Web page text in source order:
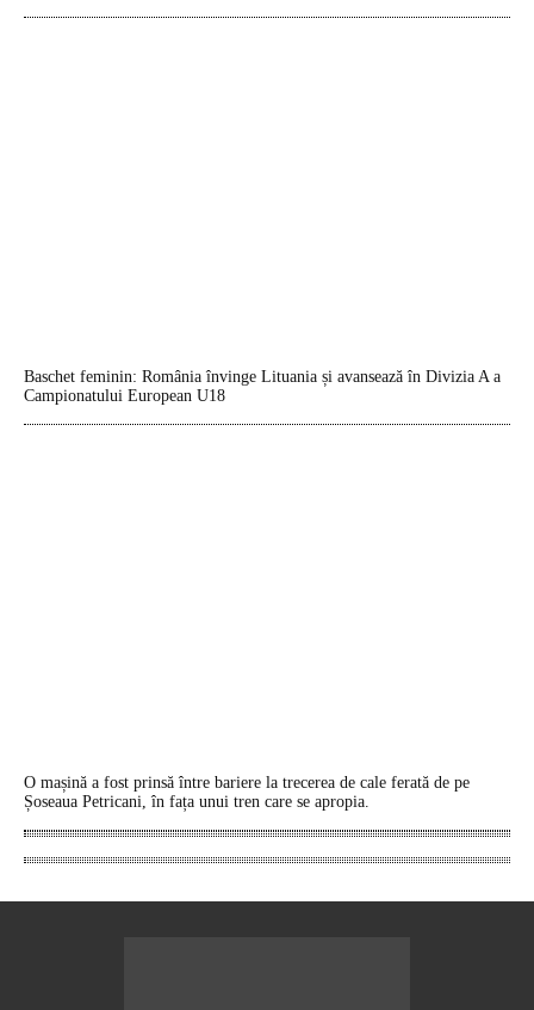
Baschet feminin: România învinge Lituania și avansează în Divizia A a
Campionatului European U18
O mașină a fost prinsă între bariere la trecerea de cale ferată de pe
Șoseaua Petricani, în fața unui tren care se apropia.